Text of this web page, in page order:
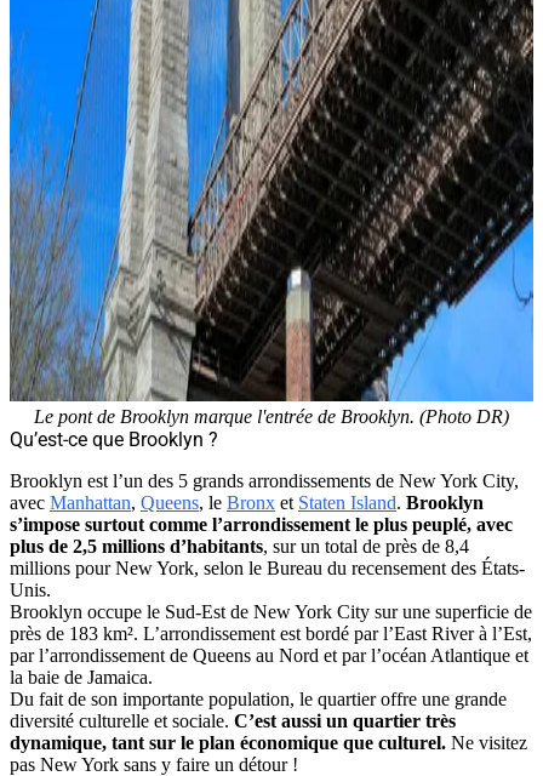
Le pont de Brooklyn marque l'entrée de Brooklyn. (Photo DR)
Qu’est-ce que Brooklyn ?
Brooklyn est l’un des 5 grands arrondissements de New York City,
avec Manhattan, Queens, le Bronx et Staten Island. Brooklyn
s’impose surtout comme l’arrondissement le plus peuplé, avec
plus de 2,5 millions d’habitants, sur un total de près de 8,4
millions pour New York, selon le Bureau du recensement des États-
Unis.
Brooklyn occupe le Sud-Est de New York City sur une superficie de
près de 183 km². L’arrondissement est bordé par l’East River à l’Est,
par l’arrondissement de Queens au Nord et par l’océan Atlantique et
la baie de Jamaica.
Du fait de son importante population, le quartier offre une grande
diversité culturelle et sociale. C’est aussi un quartier très
dynamique, tant sur le plan économique que culturel. Ne visitez
pas New York sans y faire un détour !